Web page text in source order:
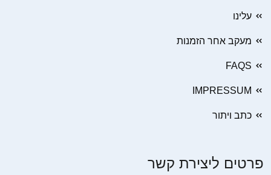
עלינו
מעקב אחר הזמנות
FAQS
IMPRESSUM
כתב ויתור
פרטים ליצירת קשר